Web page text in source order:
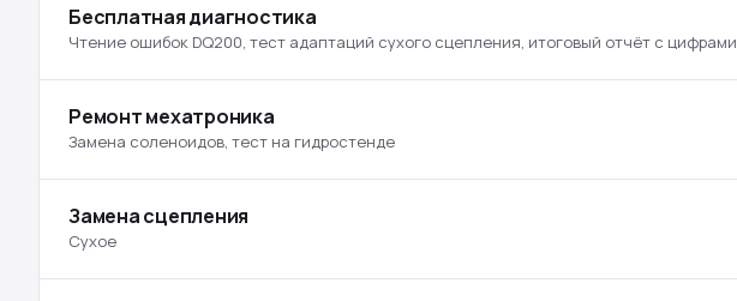
Бесплатная диагностика
Чтение ошибок DQ200, тест адаптаций сухого сцепления, итоговый отчёт с цифрами
Ремонт мехатроника
Замена соленоидов, тест на гидростенде
Замена сцепления
Сухое